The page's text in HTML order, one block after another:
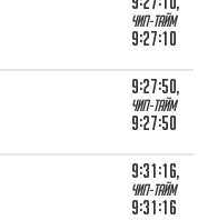
Чип-тайм
9:27:10
9:27:50,
Чип-тайм
9:27:50
9:31:16,
Чип-тайм
9:31:16